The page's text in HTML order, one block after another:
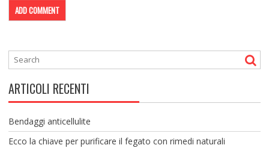
ARTICOLI RECENTI
Bendaggi anticellulite
Ecco la chiave per purificare il fegato con rimedi naturali